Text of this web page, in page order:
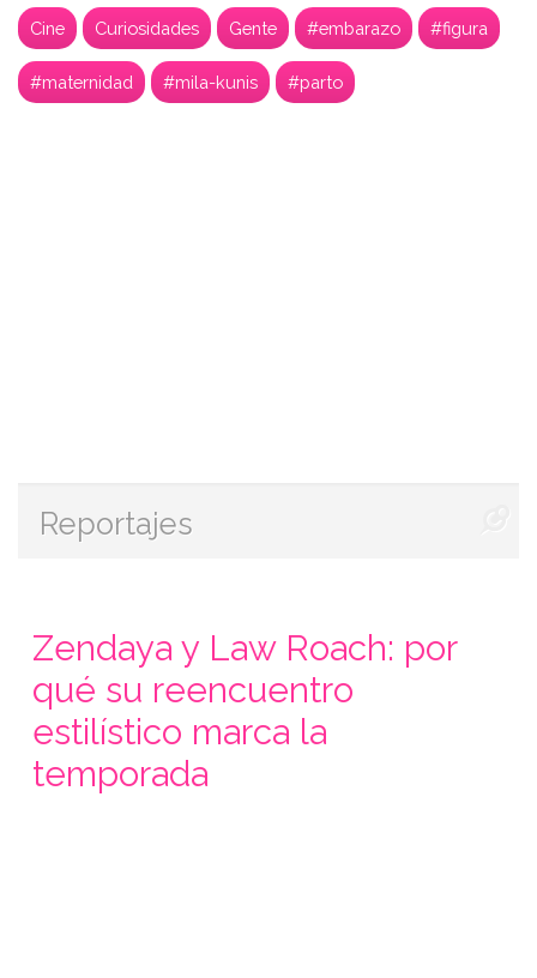
Cine Curiosidades Gente #embarazo #figura
#maternidad #mila-kunis #parto
Reportajes
Zendaya y Law Roach: por
qué su reencuentro
estilístico marca la
temporada